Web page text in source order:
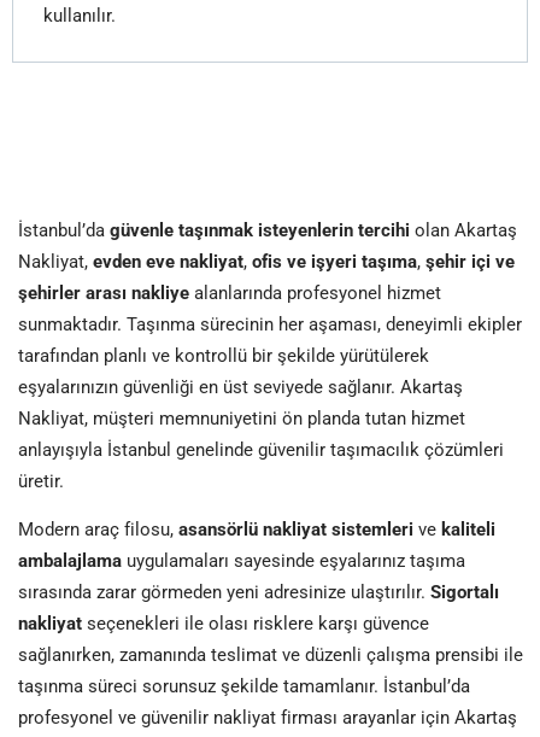
kullanılır.
İstanbul’da güvenle taşınmak isteyenlerin tercihi olan Akartaş
Nakliyat, evden eve nakliyat, ofis ve işyeri taşıma, şehir içi ve
şehirler arası nakliye alanlarında profesyonel hizmet
sunmaktadır. Taşınma sürecinin her aşaması, deneyimli ekipler
tarafından planlı ve kontrollü bir şekilde yürütülerek
eşyalarınızın güvenliği en üst seviyede sağlanır. Akartaş
Nakliyat, müşteri memnuniyetini ön planda tutan hizmet
anlayışıyla İstanbul genelinde güvenilir taşımacılık çözümleri
üretir.
Modern araç filosu, asansörlü nakliyat sistemleri ve kaliteli
ambalajlama uygulamaları sayesinde eşyalarınız taşıma
sırasında zarar görmeden yeni adresinize ulaştırılır. Sigortalı
nakliyat seçenekleri ile olası risklere karşı güvence
sağlanırken, zamanında teslimat ve düzenli çalışma prensibi ile
taşınma süreci sorunsuz şekilde tamamlanır. İstanbul’da
profesyonel ve güvenilir nakliyat firması arayanlar için Akartaş